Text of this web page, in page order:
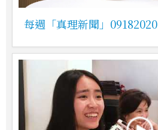
每週「真理新聞」09182020